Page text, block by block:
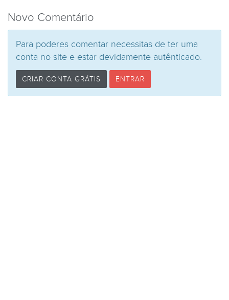
Novo Comentário
Para poderes comentar necessitas de ter uma
conta no site e estar devidamente autênticado.
CRIAR CONTA GRÁTIS ENTRAR